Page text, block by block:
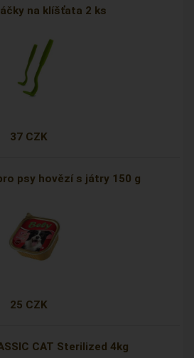
na klíšťata 2 ks
37 CZK
psy hovězí s játry 150 g
25 CZK
CAT Sterilized 4kg